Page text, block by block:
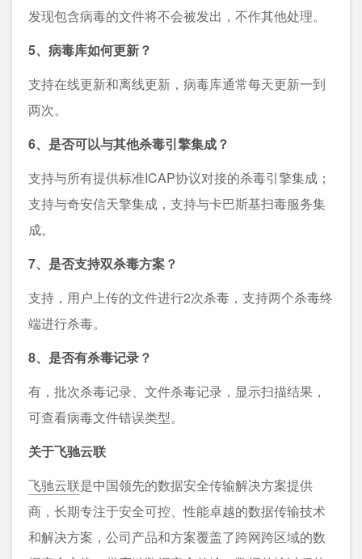
发现包含病毒的文件将不会被发出，不作其他处理。
5、病毒库如何更新？
支持在线更新和离线更新，病毒库通常每天更新一到
两次。
6、是否可以与其他杀毒引擎集成？
支持与所有提供标准ICAP协议对接的杀毒引擎集成；
支持与奇安信天擎集成，支持与卡巴斯基扫毒服务集
成。
7、是否支持双杀毒方案？
支持，用户上传的文件进行2次杀毒，支持两个杀毒终
端进行杀毒。
8、是否有杀毒记录？
有，批次杀毒记录、文件杀毒记录，显示扫描结果，
可查看病毒文件错误类型。
关于飞驰云联
飞驰云联是中国领先的数据安全传输解决方案提供
商，长期专注于安全可控、性能卓越的数据传输技术
和解决方案，公司产品和方案覆盖了跨网跨区域的数